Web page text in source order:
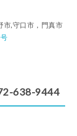
市,守口市，門真市
638-9444